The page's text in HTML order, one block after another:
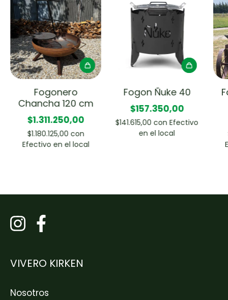
Fogonero
Chancha 120 cm
$1.311.250,00
$1.180.125,00 con
Efectivo en el local
Fogon Ñuke 40
$157.350,00
$141.615,00con Efectivo
en el local
VIVERO KIRKEN
Nosotros